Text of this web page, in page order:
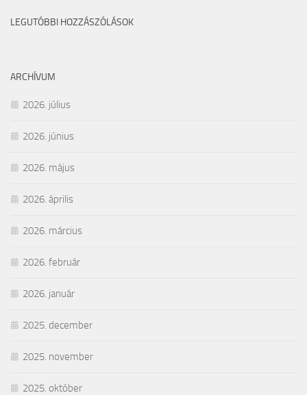
LEGUTÓBBI HOZZÁSZÓLÁSOK
ARCHÍVUM
2026. július
2026. június
2026. május
2026. április
2026. március
2026. február
2026. január
2025. december
2025. november
2025. október